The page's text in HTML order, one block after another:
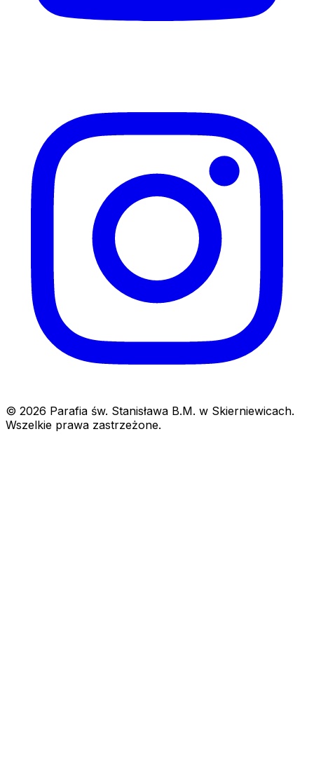
© 2026 Parafia św. Stanisława B.M. w Skierniewicach.
Wszelkie prawa zastrzeżone.